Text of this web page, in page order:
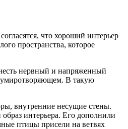
что хороший интерьер
пространства, которое
нервный и напряженный
умиротворяющем. В такую
внутренние несущие стены.
интерьера. Его дополнили
птицы присели на ветвях